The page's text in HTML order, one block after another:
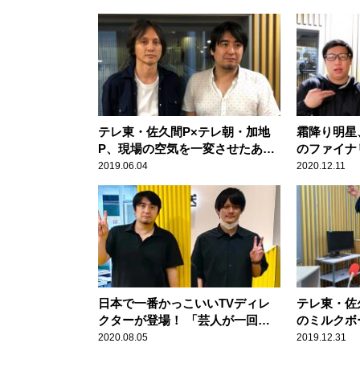
テレ東・佐久間P×テレ朝・加地
P、現場の空気を一変させたあの
芸人を絶賛
2019.06.04
霜降り明
のファイ
「全員エグ
2020.12.11
日本で一番かっこいいTVディレ
クターが登場！ 「芸人が一回緊
張する」と佐久間Pが分析
2020.08.05
テレ東・
のミルク
ターの間
2019.12.31